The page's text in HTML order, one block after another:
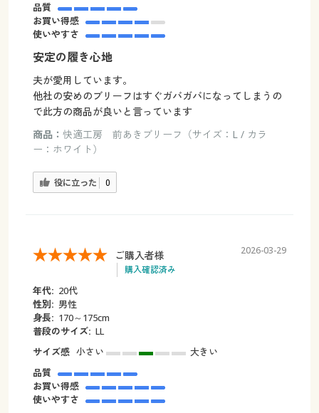
品質
お買い得感
使いやすさ
安定の履き心地
夫が愛用しています。
他社の安めのブリーフはすぐガバガバになってしまうの
で此方の商品が良いと言っています
商品： 快適工房 前あきブリーフ（サイズ：L / カラ
ー：ホワイト）
役に立った 0
ご購入者様
購入確認済み
2026-03-29
年代: 20代
性別: 男性
身長: 170～175cm
普段のサイズ: LL
サイズ感 小さい
大きい
品質
お買い得感
使いやすさ